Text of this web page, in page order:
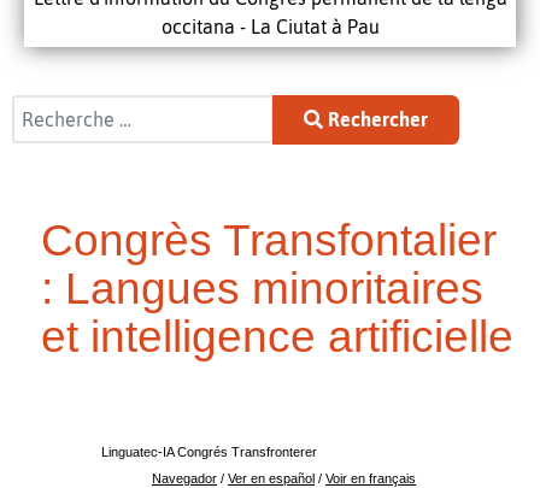
occitana - La Ciutat à Pau
Rechercher
Rechercher
Congrès Transfontalier
: Langues minoritaires
et intelligence artificielle
Linguatec-IA Congrés Transfronterer
Navegador / Ver en español / Voir en français